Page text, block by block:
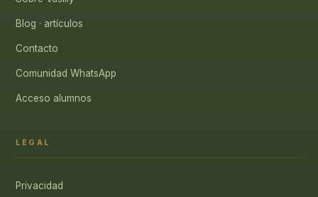
Blog · artículos
Contacto
Comunidad WhatsApp
Acceso alumnos
LEGAL
Privacidad